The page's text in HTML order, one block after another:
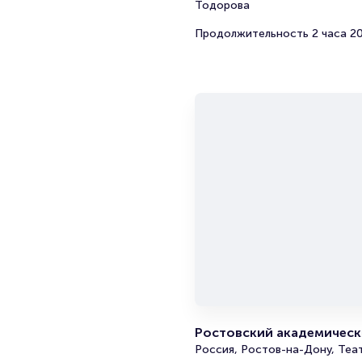
Тодорова
Продолжительность 2 часа
Ростовский
Россия, Ростов-на-Дону,